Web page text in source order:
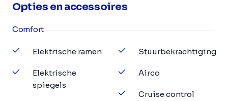
Opties en accessoires
Comfort
Elektrische ramen
Elektrische
spiegels
Stuurbekrachtiging
Airco
Cruise control